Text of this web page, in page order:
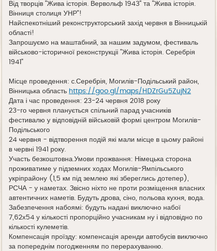
Від творців "Жива історія. Вервольф 1943" та "Жива історія.
Вінниця столиця УНР"!
Найспекотніший реконструкторський захід червня в Вінницькій
області!
Запрошуємо на маштабний, за нашим задумом, фестиваль
військово-історичної реконструкціі "Жива історія. Серебрія
1941"
Місце проведення: с.Серебрія, Могилів-Подільський район,
Вінницька область https://goo.gl/maps/HDZrGu5ZujN2
Дата і час проведення: 23-24 червня 2018 року
23-го червня планується спільний парад учасників
фестивалю у відповідній військовій формі центром Могилів-
Подільського
24 червня - відтворення подій які мали місце в цьому районі
в червні 1941 року.
Участь безкоштовна.Умови прожвання: Німецька сторона
проживатиме у підземних ходах Могилів-Ямпільського
укріпрайону (1,5 км під землею які збереглись дотепер),
РСЧА - у наметах. Звісно ніхто не проти розміщення власних
автентичних наметів. Будуть дрова, сіно, польова кухня, вода.
Забезпечення набоямі: будуть надані виключно набої
7,62х54 у кількості пропорційно учасникам ну і відповідно по
кількості кулеметів.
Компенсація проїзду: компенсація аренди автобусів виключно
за попереднім погодженням по перерахуванню.